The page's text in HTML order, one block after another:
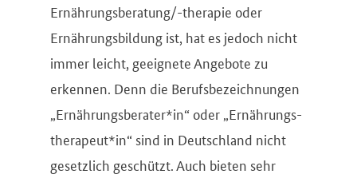
Ernährungsberatung/-therapie oder
Ernährungsbildung ist, hat es jedoch nicht
immer leicht, geeignete Angebote zu
erkennen. Denn die Berufsbezeichnungen
„Ernährungsberater*in“ oder „Ernährungs-
therapeut*in“ sind in Deutschland nicht
gesetzlich geschützt. Auch bieten sehr